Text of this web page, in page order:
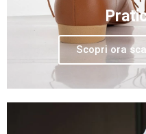
Scopri ora